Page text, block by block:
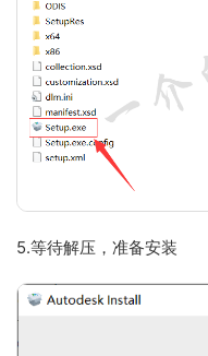
5.等待解压，准备安装